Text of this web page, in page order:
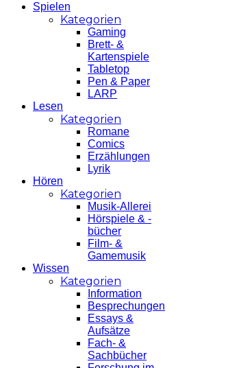
Spielen
Kategorien
Gaming
Brett- &
Kartenspiele
Tabletop
Pen & Paper
LARP
Lesen
Kategorien
Romane
Comics
Erzählungen
Lyrik
Hören
Kategorien
Musik-Allerei
Hörspiele & -
bücher
Film- &
Gamemusik
Wissen
Kategorien
Information
Besprechungen
Essays &
Aufsätze
Fach- &
Sachbücher